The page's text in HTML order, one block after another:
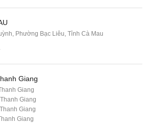
Phường Bạc Liêu, Tỉnh Cà Mau
Giang
Giang
Giang
Giang
Giang